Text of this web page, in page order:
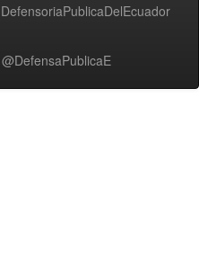
DefensoriaPublicaDelEcuador
@DefensaPublicaE